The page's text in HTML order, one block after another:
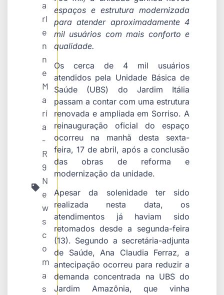
a
rl
e
n
n
e
M
a
ri
a
-
R
9
N
e
w
s
c
o
m
a
s
espaços e estrutura modernizada
para atender aproximadamente 4
mil usuários com mais conforto e
qualidade.
Os cerca de 4 mil usuários
atendidos pela Unidade Básica de
Saúde (UBS) do Jardim Itália
passam a contar com uma estrutura
renovada e ampliada em Sorriso. A
reinauguração oficial do espaço
ocorreu na manhã desta sexta-
feira, 17 de abril, após a conclusão
das obras de reforma e
modernização da unidade.
Apesar da solenidade ter sido
realizada nesta data, os
atendimentos já haviam sido
retomados desde a segunda-feira
(13). Segundo a secretária-adjunta
de Saúde, Ana Claudia Ferraz, a
antecipação ocorreu para reduzir a
demanda concentrada na UBS do
Jardim Amazônia, que vinha